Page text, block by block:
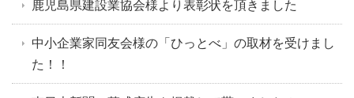
鹿児島県建設業協会様より表彰状を頂きました
中小企業家同友会様の「ひっとべ」の取材を受けまし
た！！